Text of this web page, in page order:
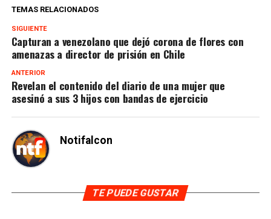
TEMAS RELACIONADOS
SIGUIENTE
Capturan a venezolano que dejó corona de flores con
amenazas a director de prisión en Chile
ANTERIOR
Revelan el contenido del diario de una mujer que
asesinó a sus 3 hijos con bandas de ejercicio
Notifalcon
TE PUEDE GUSTAR